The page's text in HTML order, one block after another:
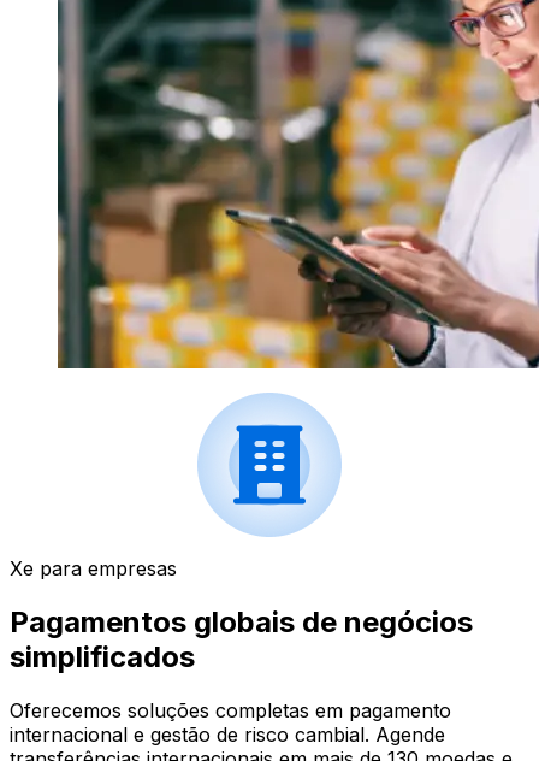
Xe para empresas
Pagamentos globais de negócios
simplificados
Oferecemos soluções completas em pagamento
internacional e gestão de risco cambial. Agende